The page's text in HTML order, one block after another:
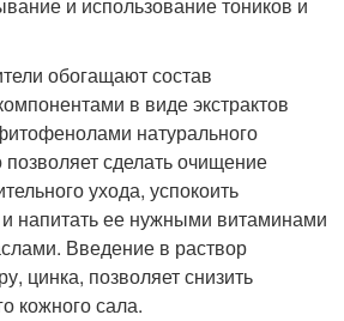
обогащают состав
в виде экстрактов
натурального
сделать очищение
ухода, успокоить
напитать ее нужными витаминами
Введение в раствор
цинка, позволяет снизить
кожного сала.